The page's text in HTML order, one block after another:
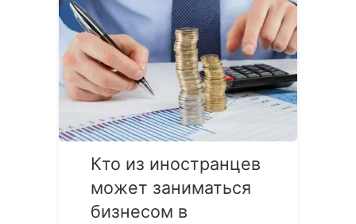
Кто из иностранцев
может заниматься
бизнесом в